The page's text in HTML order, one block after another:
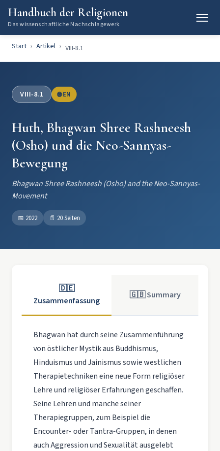
Handbuch der Religionen
Das wissenschaftliche Nachschlagewerk
Start Artikel VIII-8.1
VIII-8.1 🌐 EN
Huth, Bhagwan Shree Rashneesh
(Osho) und die Neo-Sannyas-
Bewegung
Bhagwan Shree Rashneesh (Osho) and the Neo-Sannyas-
Movement
📅 2022 📄 20 Seiten
🇩🇪
Zusammenfassung
🇬🇧 Summary
Bhagwan hat durch seine Zusammenführung
von östlicher Mystik aus Buddhismus,
Hinduismus und Jainismus sowie westlichen
Therapietechniken eine neue Form religiöser
Lehre und religiöser Erfahrungen geschaffen.
Seine Lehren und manche seiner
Therapiegruppen, zum Beispiel die
Encounter- oder Tantra-Gruppen, in denen
auch Aggression und Sexualität ausgelebt